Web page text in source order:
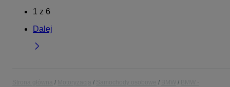
1 z 6
Dalej